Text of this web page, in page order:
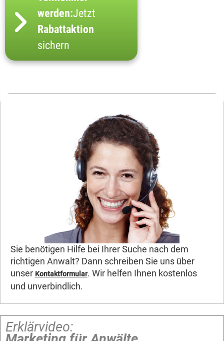
werden:Jetzt
Rabattaktion
sichern
Sie benötigen Hilfe bei Ihrer Suche nach dem
richtigen Anwalt? Dann schreiben Sie uns über
unser Kontaktformular. Wir helfen Ihnen kostenlos
und unverbindlich.
Erklärvideo: